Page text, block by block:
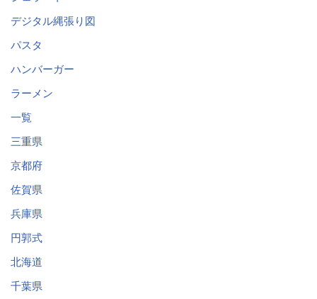
デジタル縄張り図
パスタ
ハンバーガー
ラーメン
一覧
三重県
京都府
佐賀県
兵庫県
円郭式
北海道
千葉県